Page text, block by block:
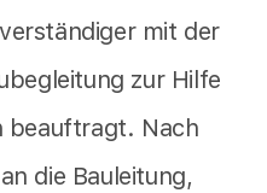
mit der
zur Hilfe
beauftragt. Nach
die Bauleitung,